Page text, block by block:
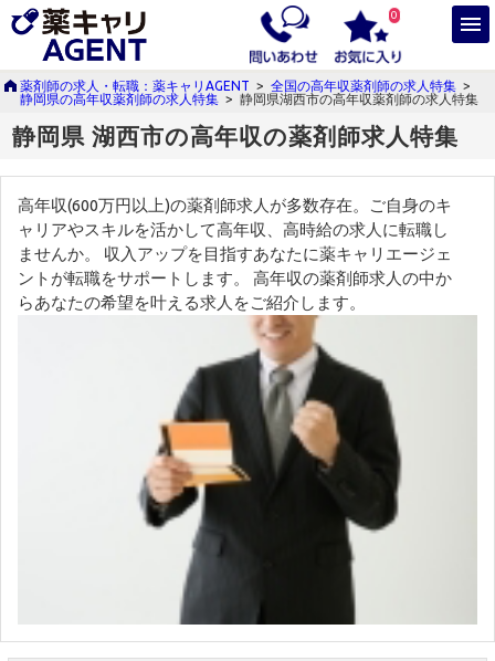
0
薬剤師の求人・転職：薬キャリAGENT > 全国の高年収薬剤師の求人特集 >
静岡県の高年収薬剤師の求人特集 > 静岡県湖西市の高年収薬剤師の求人特集
静岡県 湖西市の高年収の薬剤師求人特集
高年収(600万円以上)の薬剤師求人が多数存在。ご自身のキ
ャリアやスキルを活かして高年収、高時給の求人に転職し
ませんか。 収入アップを目指すあなたに薬キャリエージェ
ントが転職をサポートします。 高年収の薬剤師求人の中か
らあなたの希望を叶える求人をご紹介します。